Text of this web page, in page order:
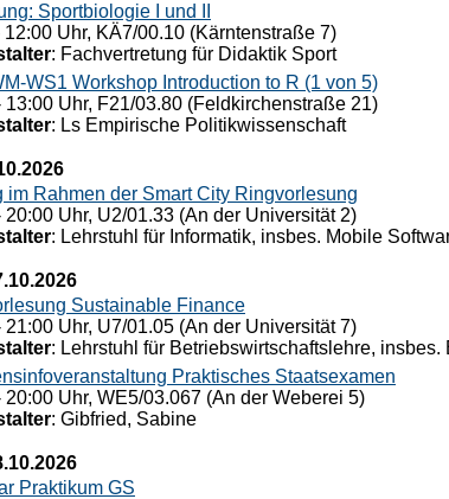
Sportbiologie I und II
12:00 Uhr, KÄ7/00.10 (Kärntenstraße 7)
: Fachvertretung für Didaktik Sport
WS1 Workshop Introduction to R (1 von 5)
13:00 Uhr, F21/03.80 (Feldkirchenstraße 21)
: Ls Empirische Politikwissenschaft
im Rahmen der Smart City Ringvorlesung
20:00 Uhr, U2/01.33 (An der Universität 2)
: Lehrstuhl für Informatik, insbes. Mobile
Sustainable Finance
21:00 Uhr, U7/01.05 (An der Universität 7)
: Lehrstuhl für Betriebswirtschaftslehre,
Praktisches Staatsexamen
20:00 Uhr, WE5/03.067 (An der Weberei 5)
: Gibfried, Sabine
Praktikum GS